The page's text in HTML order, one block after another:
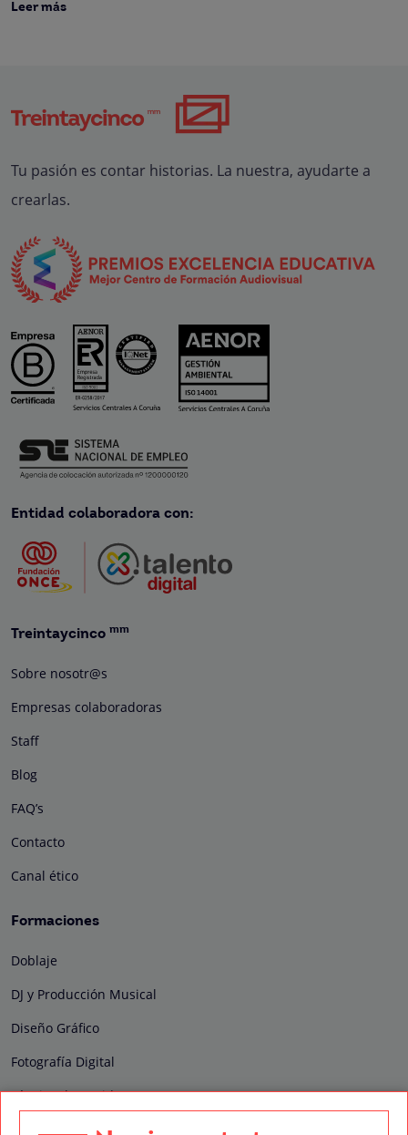
Leer más
Tu pasión es contar historias. La nuestra, ayudarte a
crearlas.
Entidad colaboradora con:
Treintaycinco mm
Sobre nosotr@s
Empresas colaboradoras
Staff
Blog
FAQ’s
Contacto
Canal ético
Formaciones
Doblaje
DJ y Producción Musical
Diseño Gráfico
Fotografía Digital
Técnico de Sonido
Edición y Postproducción de Vídeo